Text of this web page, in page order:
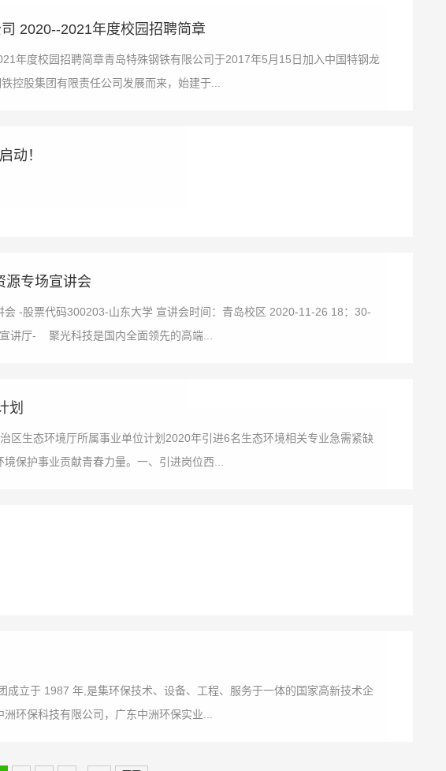
2020--2021年度校园招聘简章
年度校园招聘简章青岛特殊钢铁有限公司于2017年5月15日加入中国特钢龙
控股集团有限责任公司发展而来，始建于...
动！
专场宣讲会
-股票代码300203-山东大学 宣讲会时间：青岛校区 2020-11-26 18：30-
讲厅- 聚光科技是国内全面领先的高端...
划
区生态环境厅所属事业单位计划2020年引进6名生态环境相关专业急需紧缺
保护事业贡献青春力量。一、引进岗位西...
成立于 1987 年,是集环保技术、设备、工程、服务于一体的国家高新技术企
环保科技有限公司，广东中洲环保实业...